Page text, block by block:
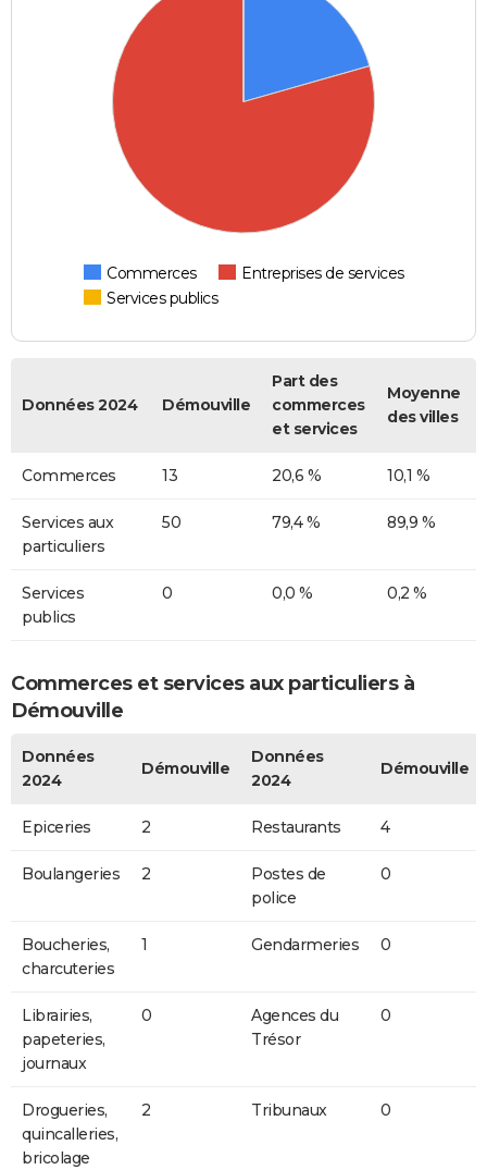
Commerces
Entreprises de services
Services publics
Données 2024 Démouville
Part des
commerces
et services
Moyenne
des villes
Commerces 13 20,6 % 10,1 %
Services aux
particuliers
50 79,4 % 89,9 %
Services
publics
0 0,0 % 0,2 %
Commerces et services aux particuliers à
Démouville
Données
2024
Démouville
Données
2024
Démouville
Epiceries 2 Restaurants 4
Boulangeries 2
Postes de
police
0
Boucheries,
charcuteries
1 Gendarmeries 0
Librairies,
papeteries,
journaux
0
Agences du
Trésor
0
Drogueries,
quincalleries,
bricolage
2 Tribunaux 0